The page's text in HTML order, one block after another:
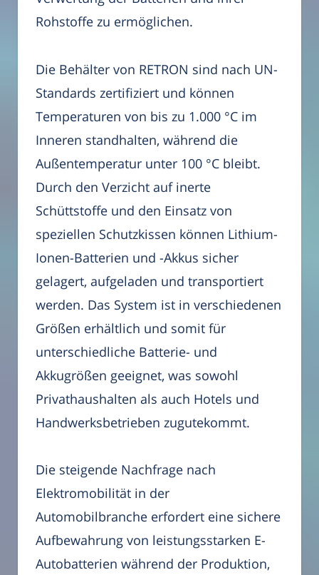
Rohstoffe zu ermöglichen.
Die Behälter von RETRON sind nach UN-
Standards zertifiziert und können
Temperaturen von bis zu 1.000 °C im
Inneren standhalten, während die
Außentemperatur unter 100 °C bleibt.
Durch den Verzicht auf inerte
Schüttstoffe und den Einsatz von
speziellen Schutzkissen können Lithium-
Ionen-Batterien und -Akkus sicher
gelagert, aufgeladen und transportiert
werden. Das System ist in verschiedenen
Größen erhältlich und somit für
unterschiedliche Batterie- und
Akkugrößen geeignet, was sowohl
Privathaushalten als auch Hotels und
Handwerksbetrieben zugutekommt.
Die steigende Nachfrage nach
Elektromobilität in der
Automobilbranche erfordert eine sichere
Aufbewahrung von leistungsstarken E-
Autobatterien während der Produktion,